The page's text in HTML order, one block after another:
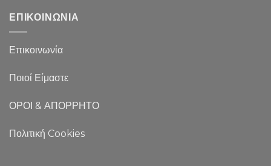
ΕΠΙΚΟΙΝΩΝΙΑ
Επικοινωνία
Ποιοί Είμαστε
ΟΡΟΙ & ΑΠΟΡΡΗΤΟ
Πολιτική Cookies